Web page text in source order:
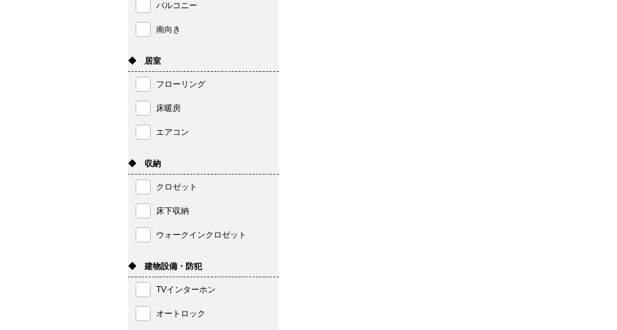
バルコニー
南向き
◆ 居室
フローリング
床暖房
エアコン
◆ 収納
クロゼット
床下収納
ウォークインクロゼット
◆ 建物設備・防犯
TVインターホン
オートロック